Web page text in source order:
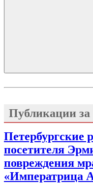
Публикации за
Петербургские
посетителя
повреждения
«Императрица